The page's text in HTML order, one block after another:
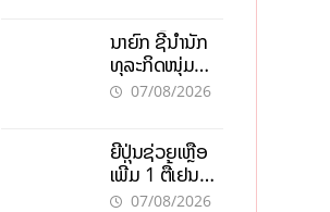
150 ລ້ານໂດລາ,
ສ້າງວຽກ 5.000
ຕຳແໜ່ງ
ນາຍົກ ຊີ້ນຳນັກ
ທຸລະກິດໜຸ່ມ
ຕ້ອງນຳໜ້າແກ້
ສາກົນ, ຫັນສູ່ດິຈິ
ຕອນ
07/08/2026
ຍີ່ປຸ່ນຊ່ວຍເຫຼືອ
ເພີ່ມ 1 ຕື້ເຢນ
ອັບເກຣດ
07/08/2026